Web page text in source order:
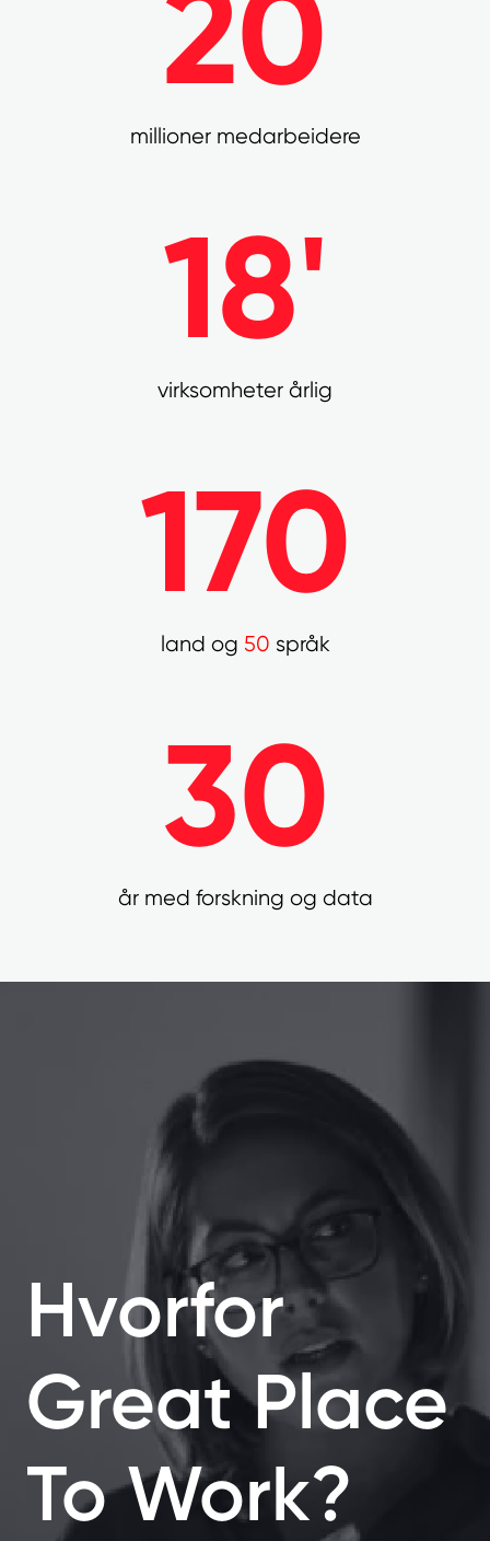
20
millioner medarbeidere
18'
virksomheter årlig
170
land og 50 språk
30
år med forskning og data
Hvorfor
Great Place
To Work?